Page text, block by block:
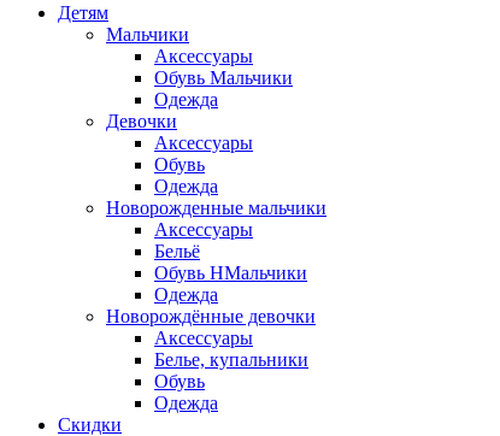
Детям
Мальчики
Аксессуары
Обувь Мальчики
Одежда
Девочки
Аксессуары
Обувь
Одежда
Новорожденные мальчики
Аксессуары
Бельё
Обувь НМальчики
Одежда
Новорождённые девочки
Аксессуары
Белье, купальники
Обувь
Одежда
Скидки